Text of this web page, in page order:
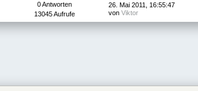
0 Antworten
13045 Aufrufe
26. Mai 2011, 16:55:47
von Viktor